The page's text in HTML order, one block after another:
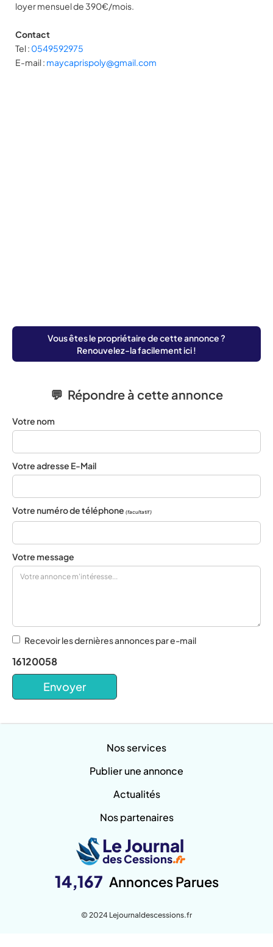
loyer mensuel de 390€/mois.
Contact
Tel : 0549592975
E-mail : maycaprispoly@gmail.com
Vous êtes le propriétaire de cette annonce ?
Renouvelez-la facilement ici !
💬 Répondre à cette annonce
Votre nom
Votre adresse E-Mail
Votre numéro de téléphone (facultatif)
Votre message
Recevoir les dernières annonces par e-mail
16120058
Nos services
Publier une annonce
Actualités
Nos partenaires
Le Journal
des Cessions.fr
14,167 Annonces Parues
© 2024 Lejournaldescessions.fr